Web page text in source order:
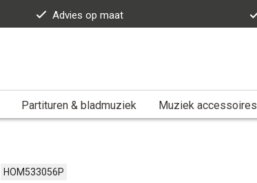
Advies op maat
Partituren & bladmuziek Muziek accessoires
HOM533056P